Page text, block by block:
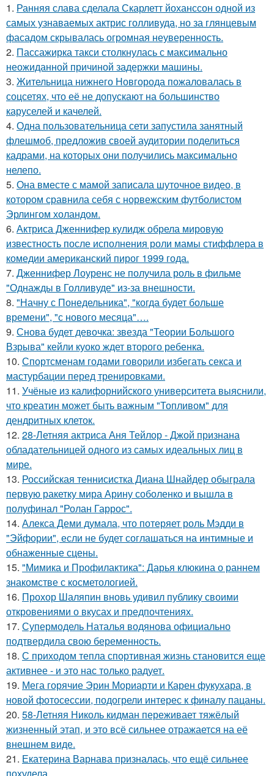
1. Ранняя слава сделала Скарлетт йоханссон одной из
самых узнаваемых актрис голливуда, но за глянцевым
фасадом скрывалась огромная неуверенность.
2. Пассажирка такси столкнулась с максимально
неожиданной причиной задержки машины.
3. Жительница нижнего Новгорода пожаловалась в
соцсетях, что её не допускают на большинство
каруселей и качелей.
4. Одна пользовательница сети запустила занятный
флешмоб, предложив своей аудитории поделиться
кадрами, на которых они получились максимально
нелепо.
5. Она вместе с мамой записала шуточное видео, в
котором сравнила себя с норвежским футболистом
Эрлингом холандом.
6. Актриса Дженнифер кулидж обрела мировую
известность после исполнения роли мамы стиффлера в
комедии американский пирог 1999 года.
7. Дженнифер Лоуренс не получила роль в фильме
"Однажды в Голливуде" из-за внешности.
8. "Начну с Понедельника", "когда будет больше
времени", "с нового месяца"….
9. Снова будет девочка: звезда "Теории Большого
Взрыва" кейли куоко ждет второго ребенка.
10. Спортсменам годами говорили избегать секса и
мастурбации перед тренировками.
11. Учёные из калифорнийского университета выяснили,
что креатин может быть важным "Топливом" для
дендритных клеток.
12. 28-Летняя актриса Аня Тейлор - Джой признана
обладательницей одного из самых идеальных лиц в
мире.
13. Российская теннисистка Диана Шнайдер обыграла
первую ракетку мира Арину соболенко и вышла в
полуфинал "Ролан Гаррос".
14. Алекса Деми думала, что потеряет роль Мэдди в
"Эйфории", если не будет соглашаться на интимные и
обнаженные сцены.
15. "Мимика и Профилактика": Дарья клюкина о раннем
знакомстве с косметологией.
16. Прохор Шаляпин вновь удивил публику своими
откровениями о вкусах и предпочтениях.
17. Супермодель Наталья водянова официально
подтвердила свою беременность.
18. С приходом тепла спортивная жизнь становится еще
активнее - и это нас только радует.
19. Мега горячие Эрин Мориарти и Карен фукухара, в
новой фотосессии, подогрели интерес к финалу пацаны.
20. 58-Летняя Николь кидман переживает тяжёлый
жизненный этап, и это всё сильнее отражается на её
внешнем виде.
21. Екатерина Варнава призналась, что ещё сильнее